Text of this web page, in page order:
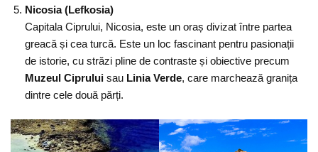
Nicosia (Lefkosia)
Capitala Ciprului, Nicosia, este un oraș divizat între partea
greacă și cea turcă. Este un loc fascinant pentru pasionații
de istorie, cu străzi pline de contraste și obiective precum
Muzeul Ciprului sau Linia Verde, care marchează granița
dintre cele două părți.